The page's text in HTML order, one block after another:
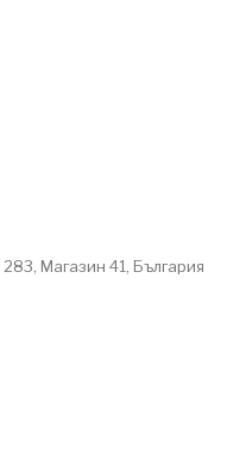
Магазин 41, България